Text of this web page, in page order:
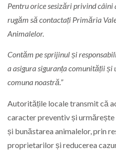
Pentru orice sesizări privind
rugăm să contactați Primăria
Animalelor.
Contăm pe sprijinul și
a asigura siguranța comunității
comuna noastră.”
Autoritățile locale transmit că
caracter preventiv și
și bunăstarea animalelor, prin
proprietarilor și reducerea